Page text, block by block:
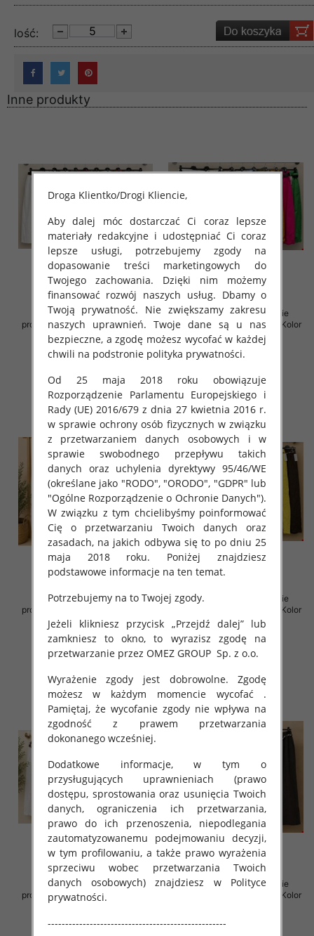
lość:
Inne produkty
Spodnie damskie (Włoskie
produkt) Roz Standard, Mix Kolor
Paczka 5 szt
43.00 zł
Spodnie damskie (Włoskie
produkt) Roz Standard, Mix Kolor
Paczka 5 szt
72.00 zł
Spodnie damskie (Włoskie
produkt) Roz Standard, Mix Kolor
Paczka 5 szt
60.00 zł
szczegóły
Spodnie damskie (Włoskie
produkt) Roz Standard, Mix Kolor
Paczka 5 szt
75.00 zł
szczegóły
Spodnie damskie (Włoskie
produkt) Roz Standard, Mix Kolor
75.00 zł
Spodnie damskie (Włoskie
produkt) Roz Standard, Mix Kolor
75.00 zł
Droga Klientko/Drogi Kliencie,
Aby dalej móc dostarczać Ci coraz lepsze
materiały redakcyjne i udostępniać Ci coraz
lepsze usługi, potrzebujemy zgody na
dopasowanie treści marketingowych do
Twojego zachowania. Dzięki nim możemy
finansować rozwój naszych usług. Dbamy o
Twoją prywatność. Nie zwiększamy zakresu
naszych uprawnień. Twoje dane są u nas
bezpieczne, a zgodę możesz wycofać w każdej
chwili na podstronie polityka prywatności.
Od 25 maja 2018 roku obowiązuje
Rozporządzenie Parlamentu Europejskiego i
Rady (UE) 2016/679 z dnia 27 kwietnia 2016 r.
w sprawie ochrony osób fizycznych w związku
z przetwarzaniem danych osobowych i w
sprawie swobodnego przepływu takich
danych oraz uchylenia dyrektywy 95/46/WE
(określane jako "RODO", "ORODO", "GDPR" lub
"Ogólne Rozporządzenie o Ochronie Danych").
W związku z tym chcielibyśmy poinformować
Cię o przetwarzaniu Twoich danych oraz
zasadach, na jakich odbywa się to po dniu 25
maja 2018 roku. Poniżej znajdziesz
podstawowe informacje na ten temat.
Potrzebujemy na to Twojej zgody.
Jeżeli klikniesz przycisk „Przejdź dalej” lub
zamkniesz to okno, to wyrazisz zgodę na
przetwarzanie przez OMEZ GROUP Sp. z o.o.
Wyrażenie zgody jest dobrowolne. Zgodę
możesz w każdym momencie wycofać .
Pamiętaj, że wycofanie zgody nie wpływa na
zgodność z prawem przetwarzania
dokonanego wcześniej.
Dodatkowe informacje, w tym o
przysługujących uprawnieniach (prawo
dostępu, sprostowania oraz usunięcia Twoich
danych, ograniczenia ich przetwarzania,
prawo do ich przenoszenia, niepodlegania
zautomatyzowanemu podejmowaniu decyzji,
w tym profilowaniu, a także prawo wyrażenia
sprzeciwu wobec przetwarzania Twoich
danych osobowych) znajdziesz w Polityce
prywatności.
---------------------------------------------------